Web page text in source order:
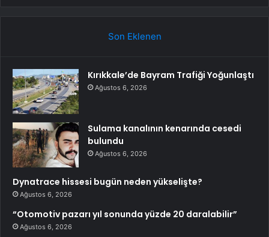
Son Eklenen
Kırıkkale’de Bayram Trafiği Yoğunlaştı
Ağustos 6, 2026
Sulama kanalının kenarında cesedi
bulundu
Ağustos 6, 2026
Dynatrace hissesi bugün neden yükselişte?
Ağustos 6, 2026
“Otomotiv pazarı yıl sonunda yüzde 20 daralabilir”
Ağustos 6, 2026